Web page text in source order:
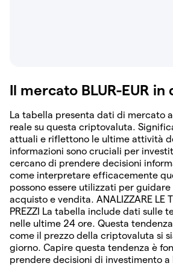
Il mercato BLUR-EUR
La tabella presenta dati di mercato
reale su questa criptovaluta.
attuali e riflettono le ultime attività
informazioni sono cruciali per
cercano di prendere decisioni
come interpretare efficacemente
possono essere utilizzati per
acquisto e vendita. ANALIZZARE LE
PREZZI La tabella include dati sulle
nelle ultime 24 ore. Questa
come il prezzo della criptovaluta si
giorno. Capire questa tendenza è
prendere decisioni di investimento